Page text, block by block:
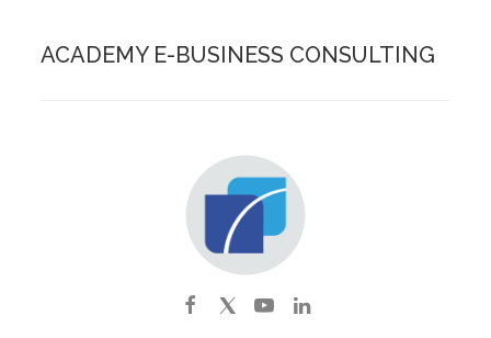
ACADEMY E-BUSINESS CONSULTING